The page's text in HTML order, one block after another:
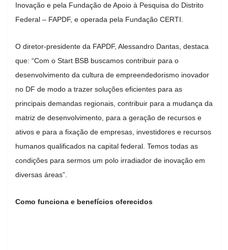
Inovação e pela Fundação de Apoio à Pesquisa do Distrito
Federal – FAPDF, e operada pela Fundação CERTI.
O diretor-presidente da FAPDF, Alessandro Dantas, destaca
que: “Com o Start BSB buscamos contribuir para o
desenvolvimento da cultura de empreendedorismo inovador
no DF de modo a trazer soluções eficientes para as
principais demandas regionais, contribuir para a mudança da
matriz de desenvolvimento, para a geração de recursos e
ativos e para a fixação de empresas, investidores e recursos
humanos qualificados na capital federal. Temos todas as
condições para sermos um polo irradiador de inovação em
diversas áreas”.
Como funciona e benefícios oferecidos